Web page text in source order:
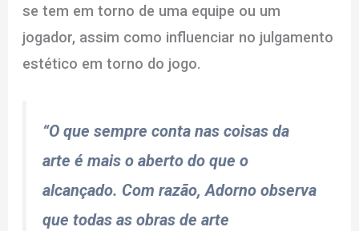
se tem em torno de uma equipe ou um
jogador, assim como influenciar no julgamento
estético em torno do jogo.
“O que sempre conta nas coisas da
arte é mais o aberto do que o
alcançado. Com razão, Adorno observa
que todas as obras de arte